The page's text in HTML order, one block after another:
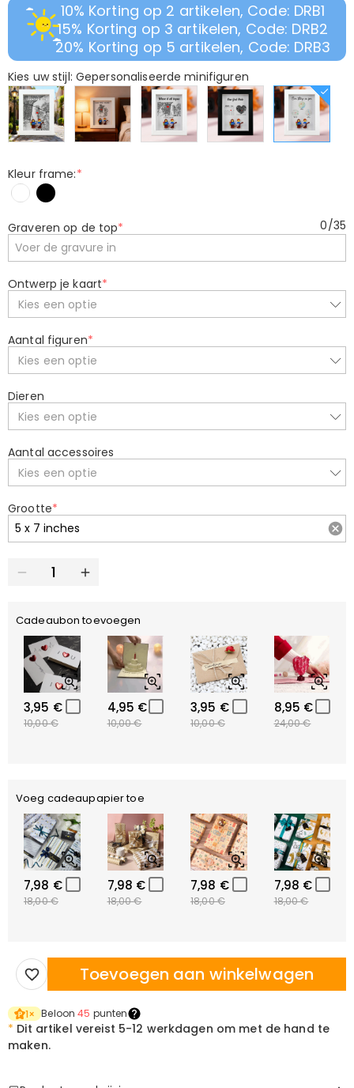
10% Korting op 2 artikelen, Code: DRB1
15% Korting op 3 artikelen, Code: DRB2
20% Korting op 5 artikelen, Code: DRB3
Kies uw stijl: Gepersonaliseerde minifiguren
Kleur frame:*
Graveren op de top* 0/35
Ontwerp je kaart*
Kies een optie
Aantal figuren*
Kies een optie
Dieren
Kies een optie
Aantal accessoires
Kies een optie
Grootte*
Cadeaubon toevoegen
3,95 €
10,00 €
4,95 €
10,00 €
3,95 €
10,00 €
8,95 €
24,00 €
Voeg cadeaupapier toe
7,98 €
18,00 €
7,98 €
18,00 €
7,98 €
18,00 €
7,98 €
18,00 €
Toevoegen aan winkelwagen
1× Beloon45 punten
* Dit artikel vereist 5-12 werkdagen om met de hand te
maken.